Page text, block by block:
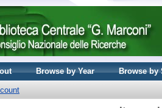
Browse by Year Browse by